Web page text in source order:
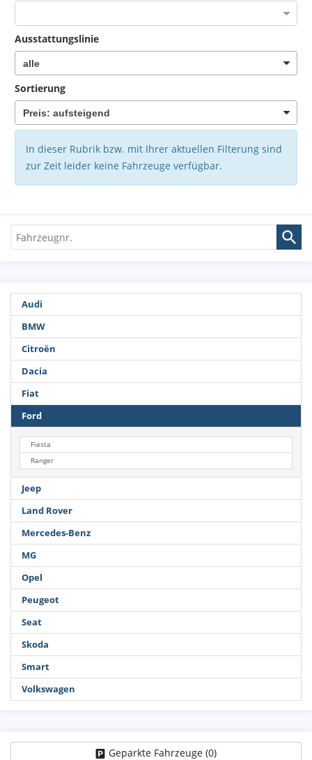
Ausstattungslinie
Sortierung
In dieser Rubrik bzw. mit Ihrer aktuellen Filterung sind
zur Zeit leider keine Fahrzeuge verfügbar.
Fahrzeugnr.
Audi
BMW
Citroën
Dacia
Fiat
Ford
Fiesta
Ranger
Jeep
Land Rover
Mercedes-Benz
MG
Opel
Peugeot
Seat
Skoda
Smart
Volkswagen
Geparkte Fahrzeuge (0)